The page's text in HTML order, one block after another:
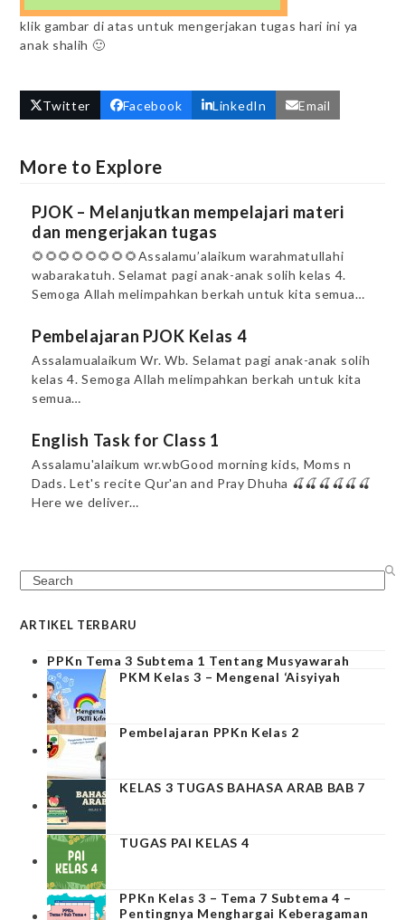
klik gambar di atas untuk mengerjakan tugas hari ini ya
anak shalih 🙂
Twitter Facebook LinkedIn Email
More to Explore
PJOK – Melanjutkan mempelajari materi
dan mengerjakan tugas
🌻🌻🌻🌻🌻🌻🌻🌻Assalamu’alaikum warahmatullahi
wabarakatuh. Selamat pagi anak-anak solih kelas 4.
Semoga Allah melimpahkan berkah untuk kita semua…
Pembelajaran PJOK Kelas 4
Assalamualaikum Wr. Wb. Selamat pagi anak-anak solih
kelas 4. Semoga Allah melimpahkan berkah untuk kita
semua…
English Task for Class 1
Assalamu'alaikum wr.wbGood morning kids, Moms n
Dads. Let's recite Qur'an and Pray Dhuha 🍒🍒🍒🍒🍒🍒
Here we deliver…
Search
ARTIKEL TERBARU
PPKn Tema 3 Subtema 1 Tentang Musyawarah
PKM Kelas 3 – Mengenal ‘Aisyiyah
Pembelajaran PPKn Kelas 2
KELAS 3 TUGAS BAHASA ARAB BAB 7
TUGAS PAI KELAS 4
PPKn Kelas 3 – Tema 7 Subtema 4 –
Pentingnya Menghargai Keberagaman